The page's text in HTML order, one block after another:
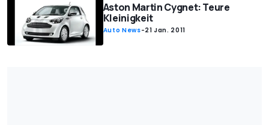
Aston Martin Cygnet: Teure
Kleinigkeit
Auto News-21 Jan. 2011